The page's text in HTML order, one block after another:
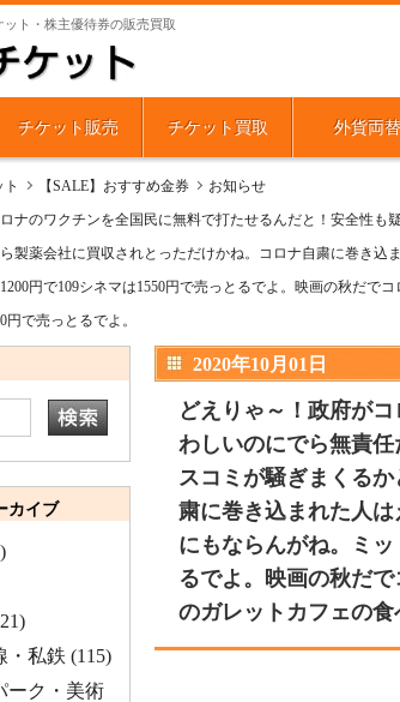
ト・株主優待券の販売買取
チケット販売 チケット買取 外貨両替
【SALE】おすすめ金券
お知らせ
ナのワクチンを全国民に無料で打たせるんだと！安全性
製薬会社に買収されとっただけかね。コロナ自粛に巻き
円で109シネマは1550円で売っとるでよ。映画の秋だ
で売っとるでよ。
2020年10月01日
どえりゃ～！政府が
わしいのにでら無責
スコミが騒ぎまくる
粛に巻き込まれた人
にもならんがね。ミッ
るでよ。映画の秋だ
のガレットカフェの食
カイブ
・私鉄 (115)
ーク・美術